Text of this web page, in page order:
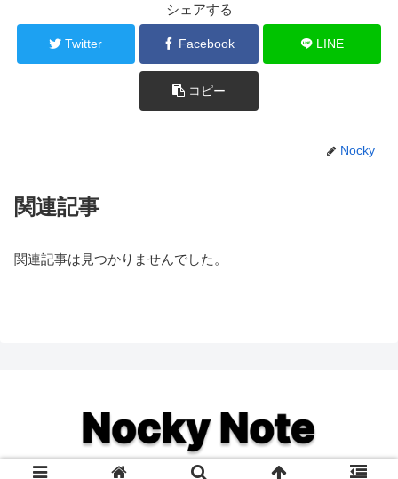
シェアする
Twitter Facebook LINE
コピー
Nocky
関連記事
関連記事は見つかりませんでした。